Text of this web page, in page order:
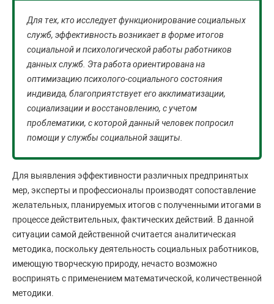
Для тех, кто исследует функционирование социальных
служб, эффективность возникает в форме итогов
социальной и психологической работы работников
данных служб. Эта работа ориентирована на
оптимизацию психолого-социального состояния
индивида, благоприятствует его акклиматизации,
социализации и восстановлению, с учетом
проблематики, с которой данный человек попросил
помощи у службы социальной защиты.
Для выявления эффективности различных предпринятых
мер, эксперты и профессионалы производят сопоставление
желательных, планируемых итогов с полученными итогами в
процессе действительных, фактических действий. В данной
ситуации самой действенной считается аналитическая
методика, поскольку деятельность социальных работников,
имеющую творческую природу, нечасто возможно
воспринять с применением математической, количественной
методики.